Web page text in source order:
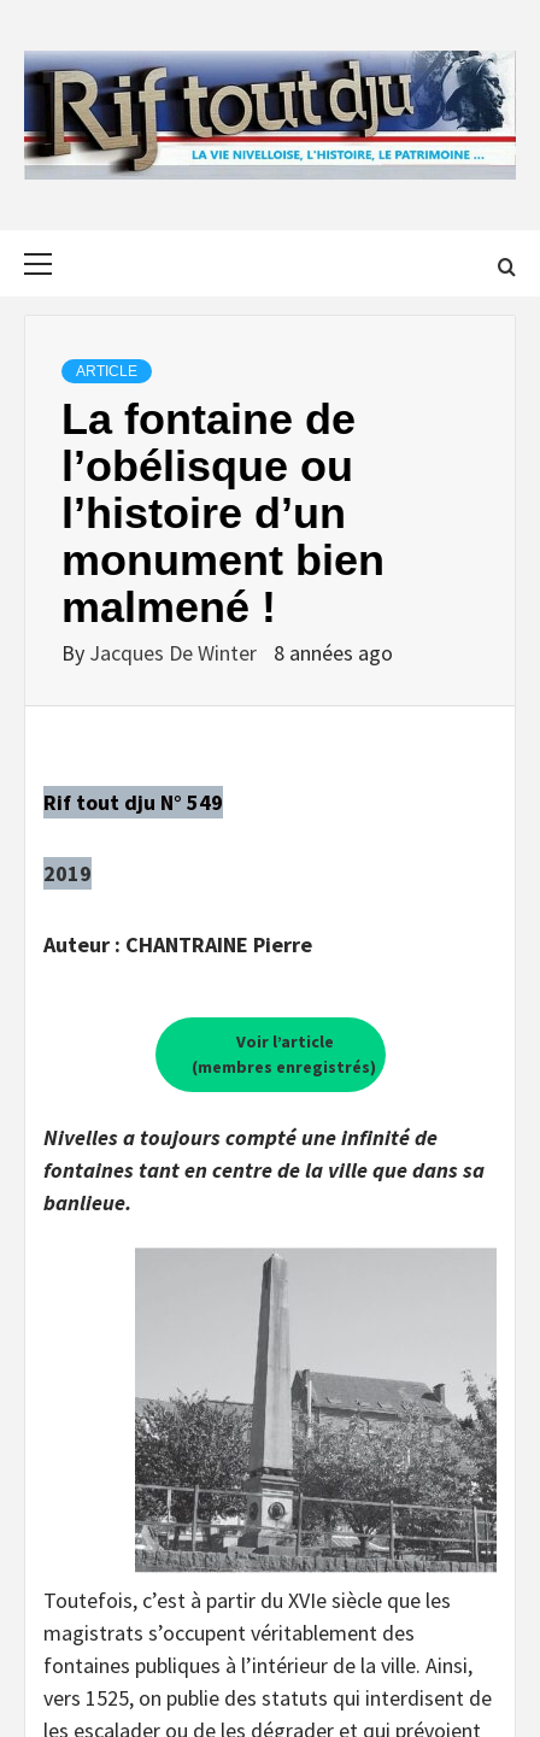
content
ARTICLE
La fontaine de
l’obélisque ou
l’histoire d’un
monument bien
malmené !
By Jacques De Winter 8 années ago
Rif tout dju N° 549
2019
Auteur : CHANTRAINE Pierre
Voir l’article
(membres enregistrés)
Nivelles a toujours compté une infinité de
fontaines tant en centre de la ville que dans sa
banlieue.
Toutefois, c’est à partir du XVIe siècle que les
magistrats s’occupent véritablement des
fontaines publiques à l’intérieur de la ville. Ainsi,
vers 1525, on publie des statuts qui interdisent de
les escalader ou de les dégrader et qui prévoient